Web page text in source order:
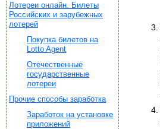
Лотереи онлайн. Билеты
Российских и зарубежных
лотерей
Покупка билетов на
Lotto Agent
Отечественные
государственные
лотереи
Прочие способы заработка
Заработок на установке
приложений